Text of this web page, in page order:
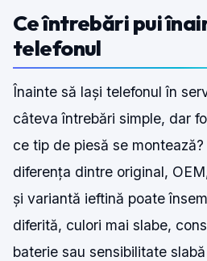
Ce întrebări pui
telefonul
Înainte să lași telefonul în
câteva întrebări simple, dar
ce tip de piesă se
diferența dintre original,
și variantă ieftină poate
diferită, culori mai slabe,
baterie sau sensibilitate